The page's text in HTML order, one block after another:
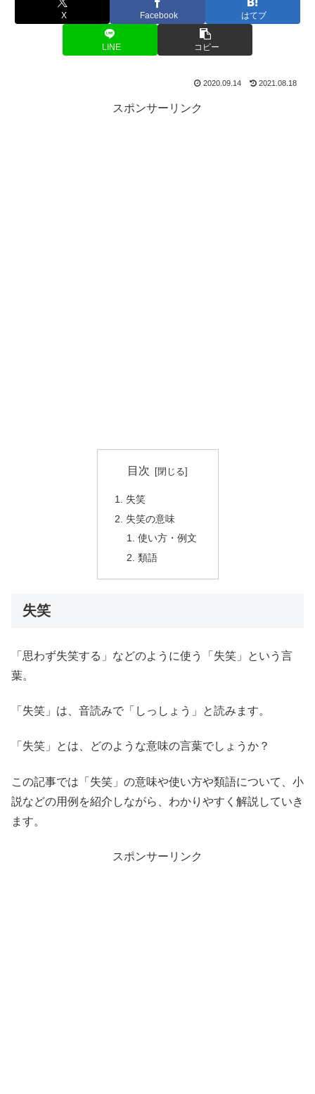
X Facebook はてブ
LINE コピー
2020.09.14 2021.08.18
スポンサーリンク
目次
失笑
失笑の意味
使い方・例文
類語
失笑
「思わず失笑する」などのように使う「失笑」という言
葉。
「失笑」は、音読みで「しっしょう」と読みます。
「失笑」とは、どのような意味の言葉でしょうか？
この記事では「失笑」の意味や使い方や類語について、小
説などの用例を紹介しながら、わかりやすく解説していき
ます。
スポンサーリンク